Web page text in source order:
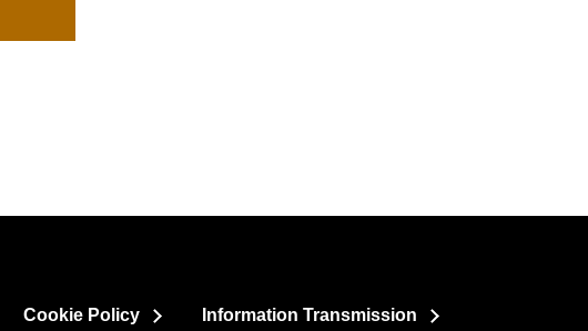
Cookie Policy Information Transmission